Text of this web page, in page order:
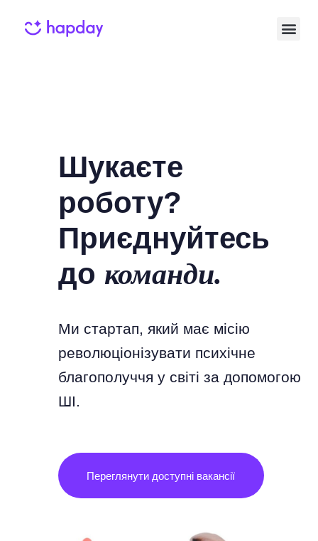
Шукаєте
роботу?
Приєднуйтесь
до команди.
Ми стартап, який має місію
революціонізувати психічне
благополуччя у світі за допомогою
ШІ.
Переглянути доступні вакансії